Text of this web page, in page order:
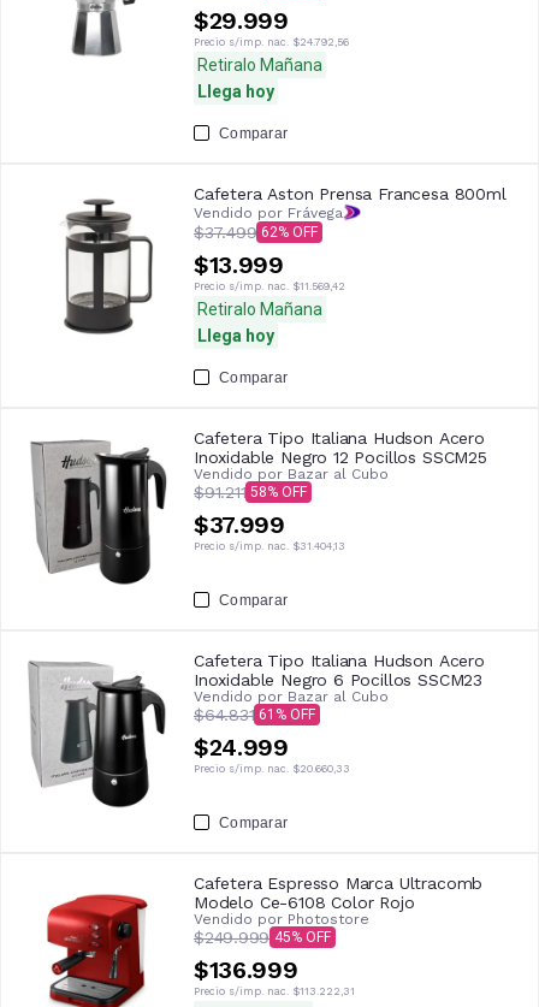
$29.999
Precio s/imp. nac. $24.792,56
Retiralo Mañana
Llega hoy
Comparar
Cafetera Aston Prensa Francesa 800ml
Vendido por Frávega
$37.499 62
$13.999
Precio s/imp. nac. $11.569,42
Retiralo Mañana
Llega hoy
Comparar
Cafetera Tipo Italiana Hudson Acero
Inoxidable Negro 12 Pocillos SSCM25
Vendido por Bazar al Cubo
$91.211 58
$37.999
Precio s/imp. nac. $31.404,13
Comparar
Cafetera Tipo Italiana Hudson Acero
Inoxidable Negro 6 Pocillos SSCM23
Vendido por Bazar al Cubo
$64.831 61
$24.999
Precio s/imp. nac. $20.660,33
Comparar
Cafetera Espresso Marca Ultracomb
Modelo Ce-6108 Color Rojo
Vendido por Photostore
$249.999 45
$136.999
Precio s/imp. nac. $113.222,31